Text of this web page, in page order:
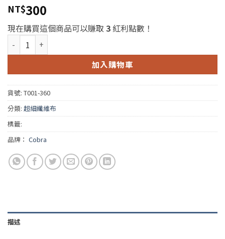
NT$300
現在購買這個商品可以賺取 3紅利點數！
Cobra Waffle Weave Glass Microfiber Towel 毒蛇白色超細纖維
加入購物車
貨號: T001-360
分類: 超細纖維布
標籤:
品牌： Cobra
描述